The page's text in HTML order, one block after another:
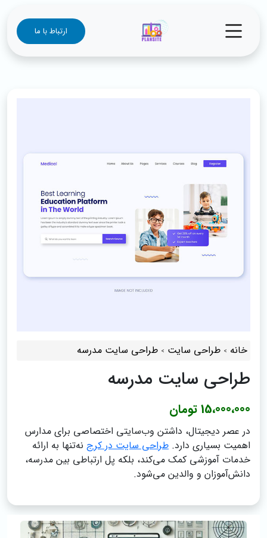
ارتباط با ما
خانه طراحی سایت طراحی سایت مدرسه
طراحی سایت مدرسه
15،000،000 تومان
در عصر دیجیتال، داشتن وب‌سایتی اختصاصی برای مدارس
اهمیت بسیاری دارد. طراحی سایت در کرج نه‌تنها به ارائه
خدمات آموزشی کمک می‌کند، بلکه پل ارتباطی بین مدرسه،
دانش‌آموزان و والدین می‌شود.